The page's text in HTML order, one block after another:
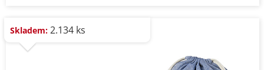
Skladem: 2.134 ks